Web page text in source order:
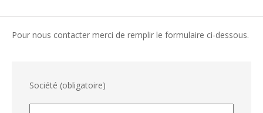
Pour nous contacter merci de remplir le formulaire ci-dessous.
Société (obligatoire)